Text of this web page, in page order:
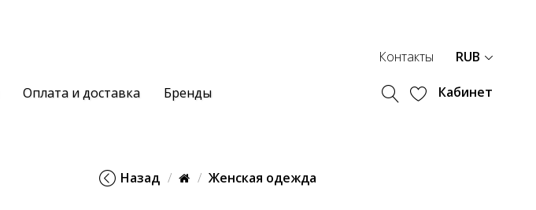
Контакты RUB
Оплата и доставка Бренды Кабинет
Назад Женская одежда